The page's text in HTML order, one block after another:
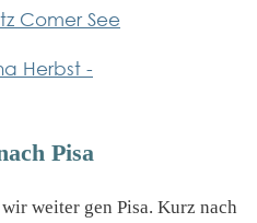
Pisa
weiter gen Pisa. Kurz nach